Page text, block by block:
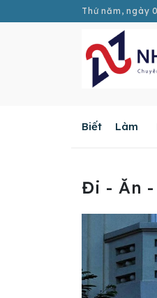
Thứ năm, ngày
Biết Làm
Đi - Ăn -